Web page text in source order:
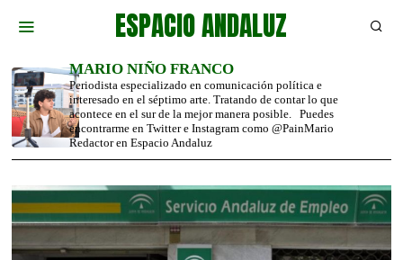
ESPACIO ANDALUZ
MARIO NIÑO FRANCO
Periodista especializado en comunicación política e
interesado en el séptimo arte. Tratando de contar lo que
acontece en el sur de la mejor manera posible. Puedes
encontrarme en Twitter e Instagram como @PainMario
Redactor en Espacio Andaluz